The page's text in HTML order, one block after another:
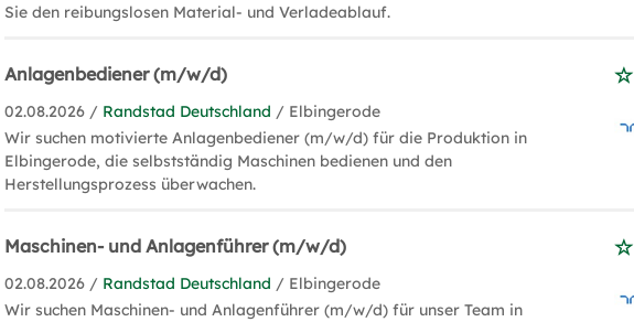
Sie den reibungslosen Material- und Verladeablauf.
Anlagenbediener (m/w/d)
02.08.2026 / Randstad Deutschland / Elbingerode
Wir suchen motivierte Anlagenbediener (m/w/d) für die Produktion in
Elbingerode, die selbstständig Maschinen bedienen und den
Herstellungsprozess überwachen.
Maschinen- und Anlagenführer (m/w/d)
02.08.2026 / Randstad Deutschland / Elbingerode
Wir suchen Maschinen- und Anlagenführer (m/w/d) für unser Team in